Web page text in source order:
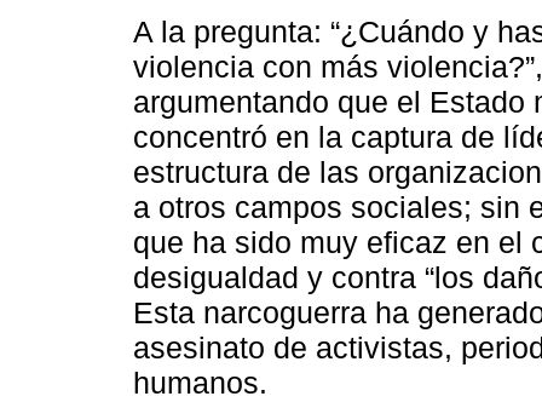
A la pregunta: “¿Cuándo y
violencia con más
argumentando que el
concentró en la captura de
estructura de las
a otros campos sociales; sin
que ha sido muy eficaz en el
desigualdad y contra “los
Esta narcoguerra ha
asesinato de activistas,
humanos.